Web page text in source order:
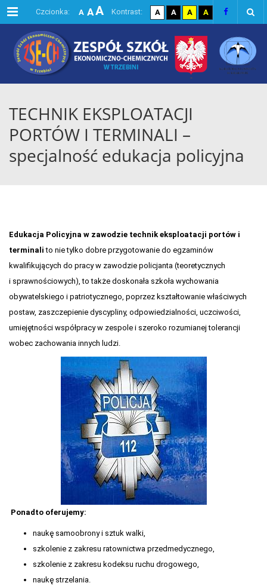
MenuCzcionka: Adomyślna czcionka
A
większa czcionka
A
największa czcionka
Kontrast: Akontrast domyślny
Akontrast biały tekst na
Akontrast czarny
Akontrast żółty
TECHNIK EKSPLOATACJI
PORTÓW I TERMINALI –
specjalność edukacja policyjna
Edukacja Policyjna w zawodzie technik eksploatacji portów i
terminalito nie tylko dobre przygotowanie do egzaminów
kwalifikujących do pracy w zawodzie policjanta (teoretycznych
i sprawnościowych), to także doskonała szkoła wychowania
obywatelskiego i patriotycznego, poprzez kształtowanie właściwych
postaw, zaszczepienie dyscypliny, odpowiedzialności, uczciwości,
umiejętności współpracy w zespole i szeroko rozumianej tolerancji
wobec zachowania innych ludzi.
Ponadto oferujemy:
naukę samoobrony i sztuk walki,
szkolenie z zakresu ratownictwa przedmedycznego,
szkolenie z zakresu kodeksu ruchu drogowego,
naukę strzelania.